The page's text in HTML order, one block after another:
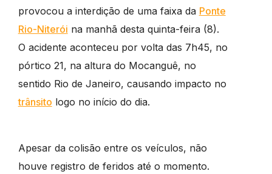
provocou a interdição de uma faixa da Ponte
Rio-Niterói na manhã desta quinta-feira (8).
O acidente aconteceu por volta das 7h45, no
pórtico 21, na altura do Mocanguê, no
sentido Rio de Janeiro, causando impacto no
trânsito logo no início do dia.
Apesar da colisão entre os veículos, não
houve registro de feridos até o momento.